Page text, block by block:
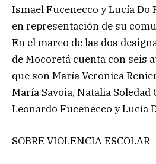
Ismael Fucenecco y Lucía Do
en representación de su
En el marco de las dos
de Mocoretá cuenta con seis
que son María Verónica
María Savoia, Natalia
Leonardo Fucenecco y Lucía
SOBRE VIOLENCIA ESCOLAR